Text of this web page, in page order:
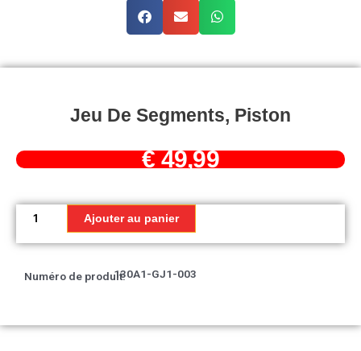
Jeu De Segments, Piston
€49,99
de
Ajouter au panier
Numéro de produit:130A1-GJ1-003